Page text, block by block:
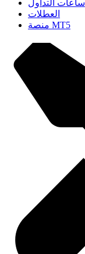
ساعات التداول
العطلات
منصة MT5